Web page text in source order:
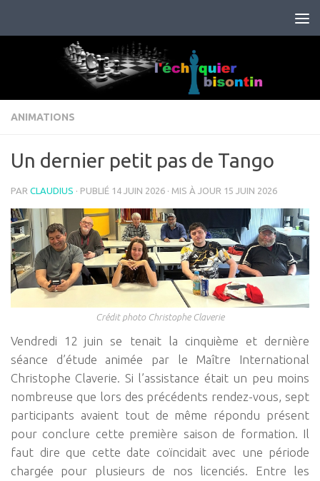
ANIMATIONS
Un dernier petit pas de Tango
PAR CLAUDIUS · PUBLIÉ 14 JUIN 2026 · MIS À JOUR 15 JUIN 2026
Crédit photo Christophe Claverie
Vendredi 12 juin se tenait la cinquième et dernière
séance d’étude animée par le Maître International
Christophe Claverie. Si l’assistance était un peu moins
nombreuse que lors des précédents rendez-vous, sept
participants avaient tout de même répondu présent
pour conclure cette première saison de formation. Il
faut dire que cette date coïncidait avec une période
chargée pour plusieurs de nos licenciés. Entre les